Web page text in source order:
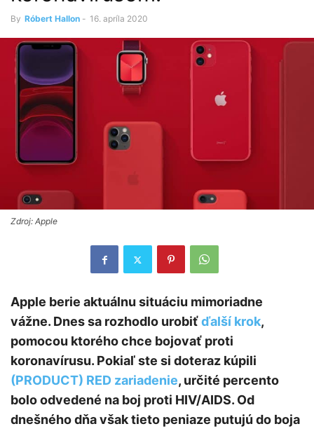
By Róbert Hallon - 16. apríla 2020
Zdroj: Apple
Apple berie aktuálnu situáciu mimoriadne
vážne. Dnes sa rozhodlo urobiťďalší krok,
pomocou ktorého chce bojovať proti
koronavírusu. Pokiaľ ste si doteraz kúpili
(PRODUCT) RED zariadenie, určité percento
bolo odvedené na boj proti HIV/AIDS. Od
dnešného dňa však tieto peniaze putujú do boja